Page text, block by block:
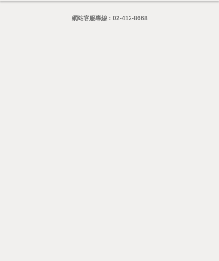
網站客服專線： 02-412-8668